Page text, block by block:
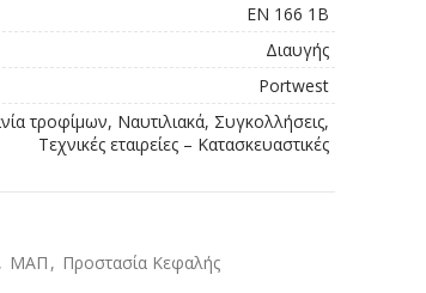
EN 166 1B
Διαυγής
Portwest
τροφίμων, Ναυτιλιακά, Συγκολλήσεις,
Τεχνικές εταιρείες – Κατασκευαστικές
, ΜΑΠ , Προστασία Κεφαλής